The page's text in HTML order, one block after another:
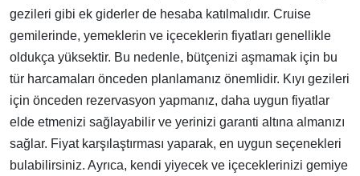
gezileri gibi ek giderler de hesaba katılmalıdır. Cruise
gemilerinde, yemeklerin ve içeceklerin fiyatları genellikle
oldukça yüksektir. Bu nedenle, bütçenizi aşmamak için bu
tür harcamaları önceden planlamanız önemlidir. Kıyı gezileri
için önceden rezervasyon yapmanız, daha uygun fiyatlar
elde etmenizi sağlayabilir ve yerinizi garanti altına almanızı
sağlar. Fiyat karşılaştırması yaparak, en uygun seçenekleri
bulabilirsiniz. Ayrıca, kendi yiyecek ve içeceklerinizi gemiye